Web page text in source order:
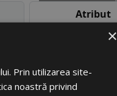
Atribut
Cod produs
×
Prin utilizarea site-
noastră privind